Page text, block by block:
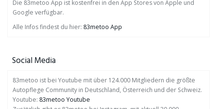
Die 83metoo App ist kostenfrei in den App Stores von Apple und
Google verfügbar.
Alle Infos findest du hier: 83metoo App
Social Media
83metoo ist bei Youtube mit über 124.000 Mitgliedern die größte
Autopflege Community in Deutschland, Österreich und der Schweiz.
Youtube: 83metoo Youtube